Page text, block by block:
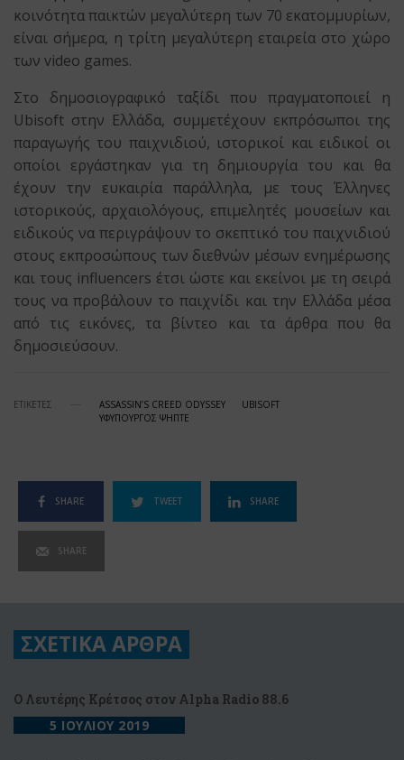
κοινότητα παικτών μεγαλύτερη των 70 εκατομμυρίων,
είναι σήμερα, η τρίτη μεγαλύτερη εταιρεία στο χώρο
των video games.
Στο δημοσιογραφικό ταξίδι που πραγματοποιεί η
Ubisoft στην Ελλάδα, συμμετέχουν εκπρόσωποι της
παραγωγής του παιχνιδιού, ιστορικοί και ειδικοί οι
οποίοι εργάστηκαν για τη δημιουργία του και θα
έχουν την ευκαιρία παράλληλα, με τους Έλληνες
ιστορικούς, αρχαιολόγους, επιμελητές μουσείων και
ειδικούς να περιγράψουν το σκεπτικό του παιχνιδιού
στους εκπροσώπους των διεθνών μέσων ενημέρωσης
και τους influencers έτσι ώστε και εκείνοι με τη σειρά
τους να προβάλουν το παιχνίδι και την Ελλάδα μέσα
από τις εικόνες, τα βίντεο και τα άρθρα που θα
δημοσιεύσουν.
ΕΤΙΚΕΤΕΣ ASSASSIN’S CREED ODYSSEY
UBISOFT
ΥΦΥΠΟΥΡΓΟΣ ΨΗΠΤΕ
SHARE TWEET SHARE
SHARE
ΣΧΕΤΙΚΑ ΑΡΘΡΑ
Ο Λευτέρης Κρέτσος στον Alpha Radio 88.6
5 ΙΟΥΛΙΟΥ 2019